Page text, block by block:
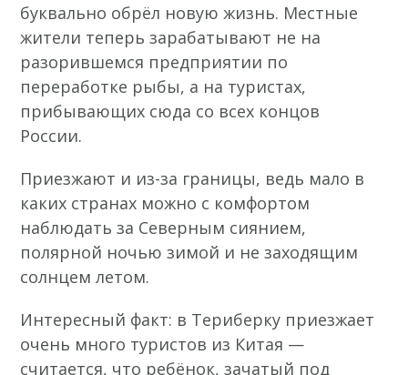
буквально обрёл новую жизнь. Местные
жители теперь зарабатывают не на
разорившемся предприятии по
переработке рыбы, а на туристах,
прибывающих сюда со всех концов
России.
Приезжают и из-за границы, ведь мало в
каких странах можно с комфортом
наблюдать за Северным сиянием,
полярной ночью зимой и не заходящим
солнцем летом.
Интересный факт: в Териберку приезжает
очень много туристов из Китая —
считается, что ребёнок, зачатый под